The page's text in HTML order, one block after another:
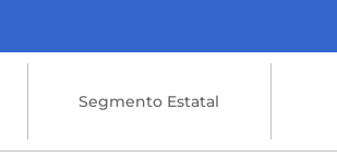
Segmento Estatal